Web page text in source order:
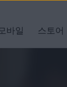
바일 스토어